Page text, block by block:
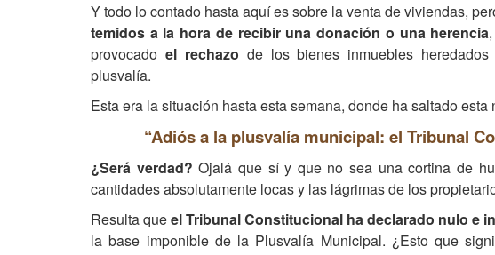
Y todo lo contado hasta aquí es sobre la venta de viviendas,
temidos a la hora de recibir una donación o una herencia
provocado el rechazo de los bienes inmuebles heredados
plusvalía.
Esta era la situación hasta esta semana, donde ha saltado
“Adiós a la plusvalía municipal: el Tribunal
¿Será verdad? Ojalá que sí y que no sea una cortina de
cantidades absolutamente locas y las lágrimas de los
Resulta queel Tribunal Constitucional ha declarado nulo e
la base imponible de la Plusvalía Municipal. ¿Esto que